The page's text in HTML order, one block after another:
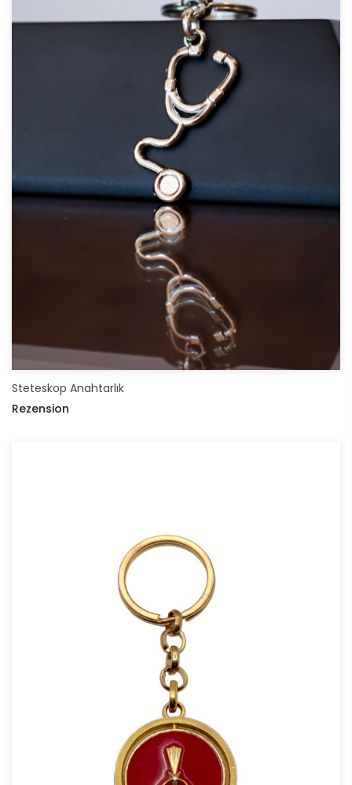
Steteskop Anahtarlık
Rezension